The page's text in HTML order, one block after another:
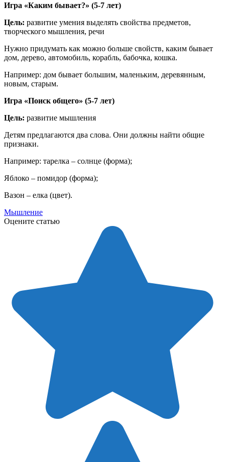
Игра «Каким бывает?» (5-7 лет)
Цель: развитие умения выделять свойства предметов,
творческого мышления, речи
Нужно придумать как можно больше свойств, каким бывает
дом, дерево, автомобиль, корабль, бабочка, кошка.
Например: дом бывает большим, маленьким, деревянным,
новым, старым.
Игра «Поиск общего» (5-7 лет)
Цель: развитие мышления
Детям предлагаются два слова. Они должны найти общие
признаки.
Например: тарелка – солнце (форма);
Яблоко – помидор (форма);
Вазон – елка (цвет).
Мышление
Оцените статью